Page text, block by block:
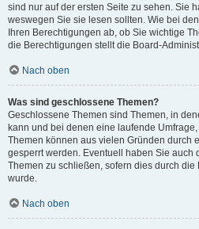
sind nur auf der ersten Seite zu sehen. Sie
weswegen Sie sie lesen sollten. Wie bei
Ihren Berechtigungen ab, ob Sie wichtige
die Berechtigungen stellt die Board-
Nach oben
Was sind geschlossene Themen?
Geschlossene Themen sind Themen, in
kann und bei denen eine laufende
Themen können aus vielen Gründen durch
gesperrt werden. Eventuell haben Sie auch
Themen zu schließen, sofern dies durch
wurde.
Nach oben